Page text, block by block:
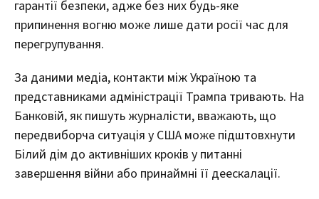
гарантії безпеки, адже без них будь-яке
припинення вогню може лише дати росії час для
перегрупування.
За даними медіа, контакти між Україною та
представниками адміністрації Трампа тривають. На
Банковій, як пишуть журналісти, вважають, що
передвиборча ситуація у США може підштовхнути
Білий дім до активніших кроків у питанні
завершення війни або принаймні її деескалації.